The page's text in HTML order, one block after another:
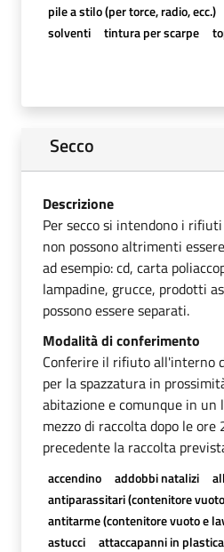
pile a stilo (per torce, radio, ecc.)
solventi
tintura per scarpe
Secco
Descrizione
Per secco si intendono i
non possono altrimenti
ad esempio: cd, carta
lampadine, grucce, prodotti
possono essere separati.
Modalità di conferimento
Conferire il rifiuto all'interno
per la spazzatura in
abitazione e comunque in un
mezzo di raccolta dopo le ore
precedente la raccolta
accendino addobbi natalizi
antiparassitari (contenitore
antitarme (contenitore vuoto e
astucci
attaccapanni in plastica